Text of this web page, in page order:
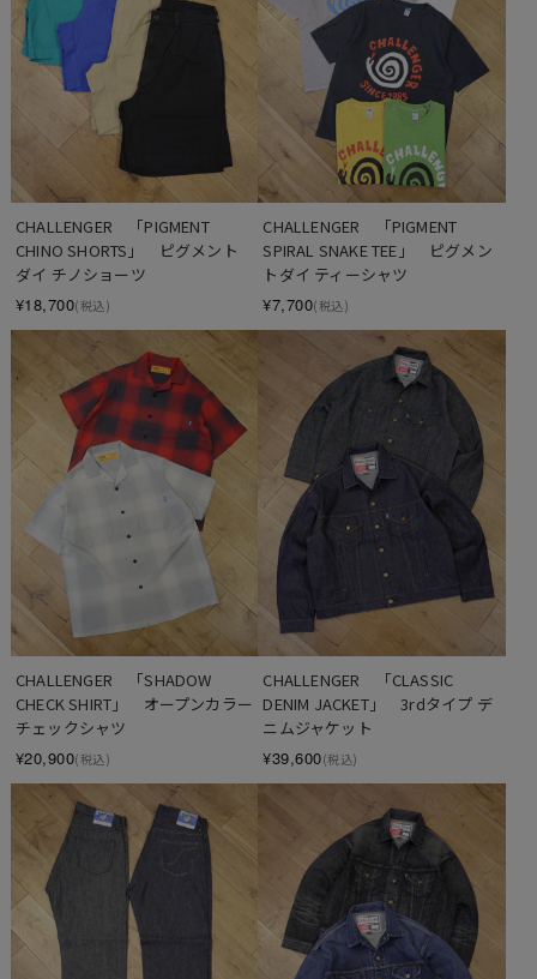
CHALLENGER　「PIGMENT
CHINO SHORTS」　ピグメント
ダイ チノショーツ
¥18,700(税込)
CHALLENGER　「PIGMENT
SPIRAL SNAKE TEE」　ピグメン
トダイ ティーシャツ
¥7,700(税込)
CHALLENGER　「SHADOW
CHECK SHIRT」　オープンカラー
チェックシャツ
¥20,900(税込)
CHALLENGER　「CLASSIC
DENIM JACKET」　3rdタイプ デ
ニムジャケット
¥39,600(税込)